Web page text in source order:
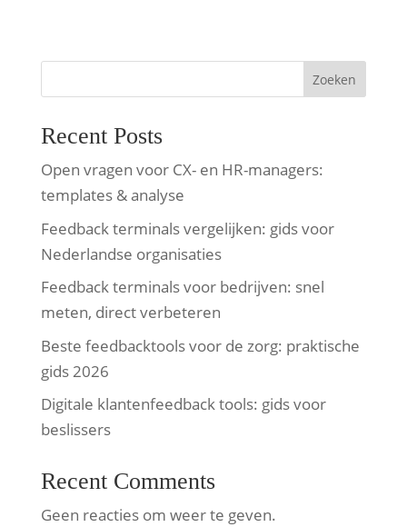
Zoeken
Recent Posts
Open vragen voor CX- en HR-managers:
templates & analyse
Feedback terminals vergelijken: gids voor
Nederlandse organisaties
Feedback terminals voor bedrijven: snel
meten, direct verbeteren
Beste feedbacktools voor de zorg: praktische
gids 2026
Digitale klantenfeedback tools: gids voor
beslissers
Recent Comments
Geen reacties om weer te geven.